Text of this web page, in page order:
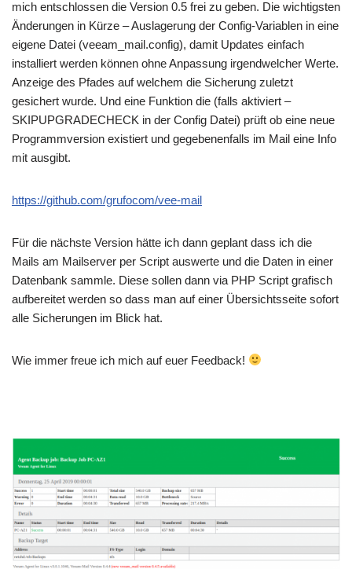
mich entschlossen die Version 0.5 frei zu geben. Die wichtigsten
Änderungen in Kürze – Auslagerung der Config-Variablen in eine
eigene Datei (veeam_mail.config), damit Updates einfach
installiert werden können ohne Anpassung irgendwelcher Werte.
Anzeige des Pfades auf welchem die Sicherung zuletzt
gesichert wurde. Und eine Funktion die (falls aktiviert –
SKIPUPGRADECHECK in der Config Datei) prüft ob eine neue
Programmversion existiert und gegebenenfalls im Mail eine Info
mit ausgibt.
https://github.com/grufocom/vee-mail
Für die nächste Version hätte ich dann geplant dass ich die
Mails am Mailserver per Script auswerte und die Daten in einer
Datenbank sammle. Diese sollen dann via PHP Script grafisch
aufbereitet werden so dass man auf einer Übersichtsseite sofort
alle Sicherungen im Blick hat.
Wie immer freue ich mich auf euer Feedback!